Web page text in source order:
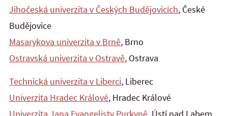
Jihočeská univerzita v Českých Budějovicích, České
Budějovice
Masarykova univerzita v Brně, Brno
Ostravská univerzita v Ostravě, Ostrava
Technická univerzita v Liberci, Liberec
Univerzita Hradec Králové, Hradec Králové